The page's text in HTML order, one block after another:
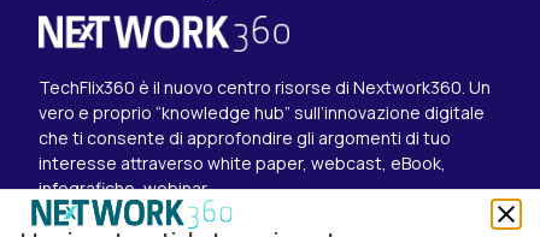
TechFlix360 è il nuovo centro risorse di Nextwork360. Un
vero e proprio “knowledge hub” sull’innovazione digitale
che ti consente di approfondire gli argomenti di tuo
interesse attraverso white paper, webcast, eBook,
infografiche, webinar.
Esplora i contenuti